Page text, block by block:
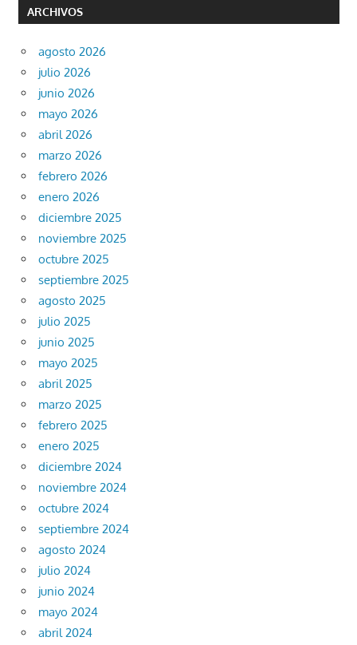
ARCHIVOS
agosto 2026
julio 2026
junio 2026
mayo 2026
abril 2026
marzo 2026
febrero 2026
enero 2026
diciembre 2025
noviembre 2025
octubre 2025
septiembre 2025
agosto 2025
julio 2025
junio 2025
mayo 2025
abril 2025
marzo 2025
febrero 2025
enero 2025
diciembre 2024
noviembre 2024
octubre 2024
septiembre 2024
agosto 2024
julio 2024
junio 2024
mayo 2024
abril 2024